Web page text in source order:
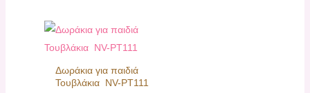
Δωράκια για παιδιά
Τουβλάκια NV-PT111